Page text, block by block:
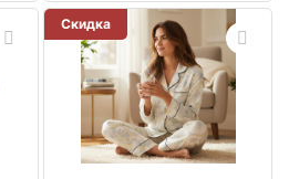
Скидка